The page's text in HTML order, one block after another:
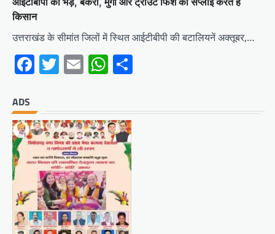
किसान
उत्तराखंड के सीमांत जिलों में स्थित आईटीबीपी की बटालियनें अक्तूबर,…
Facebook
Twitter
EmailWhatsApp
ADS